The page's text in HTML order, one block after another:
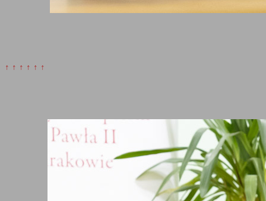
↑ ↑ ↑ ↑ ↑ ↑